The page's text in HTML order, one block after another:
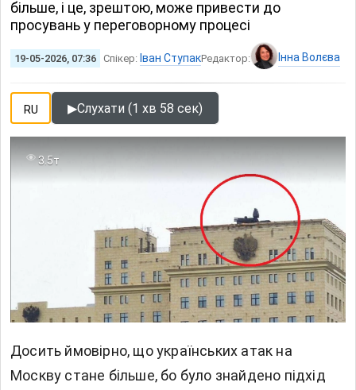
більше, і це, зрештою, може привести до
просувань у переговорному процесі
19-05-2026, 07:36 Спікер: Іван СтупакРедактор: Інна Волєва
RU ▶Слухати (1 хв 58 сек)
3.5т
Досить ймовірно, що українських атак на
Москву стане більше, бо було знайдено підхід